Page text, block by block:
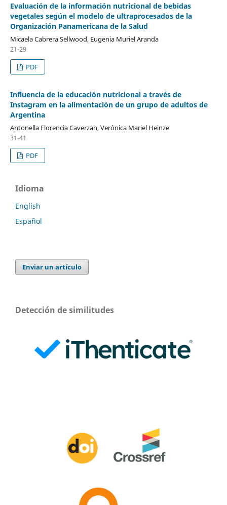
Evaluación de la información nutricional de bebidas
vegetales según el modelo de ultraprocesados de la
Organización Panamericana de la Salud
Micaela Cabrera Sellwood, Eugenia Muriel Aranda
21-29
PDF
Influencia de la educación nutricional a través de
Instagram en la alimentación de un grupo de adultos de
Argentina
Antonella Florencia Caverzan, Verónica Mariel Heinze
31-41
PDF
Idioma
English
Español
Enviar un artículo
Detección de similitudes